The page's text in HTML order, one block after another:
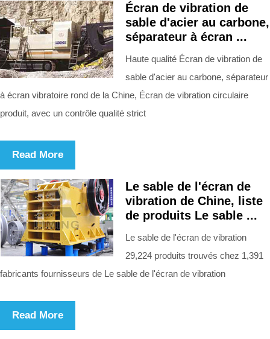
Écran de vibration de
sable d'acier au carbone,
séparateur à écran ...
Haute qualité Écran de vibration de
sable d'acier au carbone, séparateur
à écran vibratoire rond de la Chine, Écran de vibration circulaire
produit, avec un contrôle qualité strict
Read More
Le sable de l'écran de
vibration de Chine, liste
de produits Le sable ...
Le sable de l'écran de vibration
29,224 produits trouvés chez 1,391
fabricants fournisseurs de Le sable de l'écran de vibration
Read More